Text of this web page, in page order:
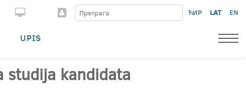
ЋИР LAT EN
UPIS
studija kandidata